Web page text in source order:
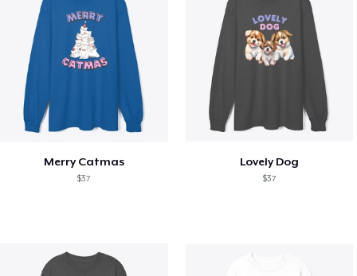
Merry Catmas
$37
Lovely Dog
$37